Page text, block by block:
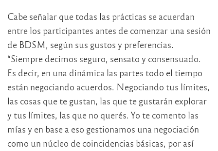
Cabe señalar que todas las prácticas se acuerdan
entre los participantes antes de comenzar una sesión
de BDSM, según sus gustos y preferencias.
“Siempre decimos seguro, sensato y consensuado.
Es decir, en una dinámica las partes todo el tiempo
están negociando acuerdos. Negociando tus límites,
las cosas que te gustan, las que te gustarán explorar
y tus límites, las que no querés. Yo te comento las
mías y en base a eso gestionamos una negociación
como un núcleo de coincidencias básicas, por así